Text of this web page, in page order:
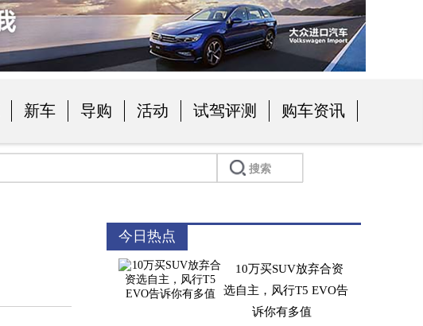
新车 导购 活动 试驾评测 购车资讯
今日热点
10万买SUV放弃合资
选自主，风行T5 EVO告
诉你有多值